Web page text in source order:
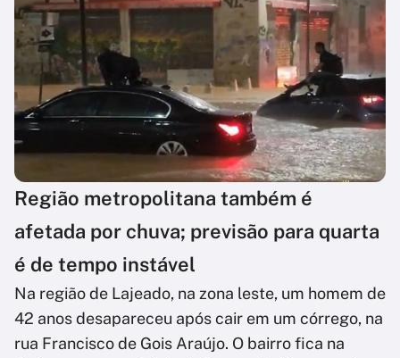
Região metropolitana também é
afetada por chuva; previsão para quarta
é de tempo instável
Na região de Lajeado, na zona leste, um homem de
42 anos desapareceu após cair em um córrego, na
rua Francisco de Gois Araújo. O bairro fica na